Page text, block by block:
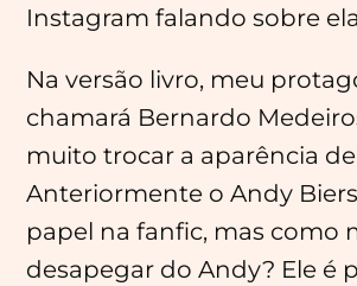
Instagram falando sobre
Na versão livro, meu
chamará Bernardo
muito trocar a aparência
Anteriormente o Andy
papel na fanfic, mas como
desapegar do Andy? Ele é